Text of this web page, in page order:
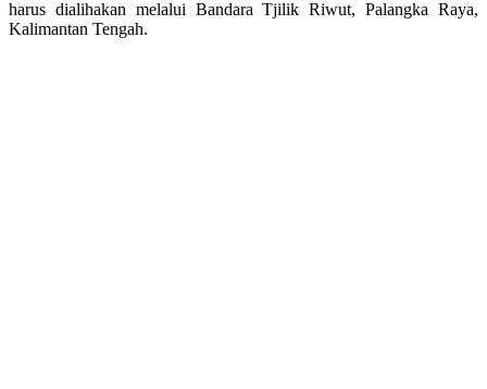
harus dialihakan melalui Bandara Tjilik Riwut, Palangka Raya,
Kalimantan Tengah.